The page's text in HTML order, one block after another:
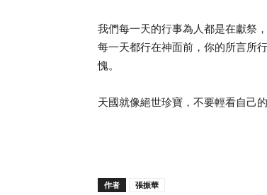
我們每一天的行事為人都是在獻祭
每一天都行在神面前，你的所言所
愧。
天國就像絕世珍寶，不要輕看自己
作者 張振華